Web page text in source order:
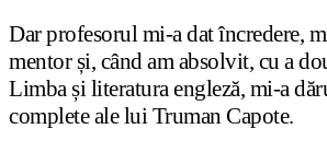
Dar profesorul mi-a dat încredere,
mentor și, când am absolvit, cu a
Limba și literatura engleză, mi-a
complete ale lui Truman Capote.